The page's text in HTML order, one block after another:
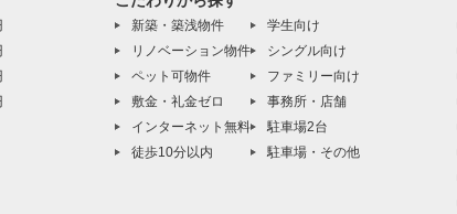
新築・築浅物件
リノベーション物件
ペット可物件
敷金・礼金ゼロ
インターネット無料
徒歩10分以内
学生向け
シングル向け
ファミリー向け
事務所・店舗
駐車場2台
駐車場・その他